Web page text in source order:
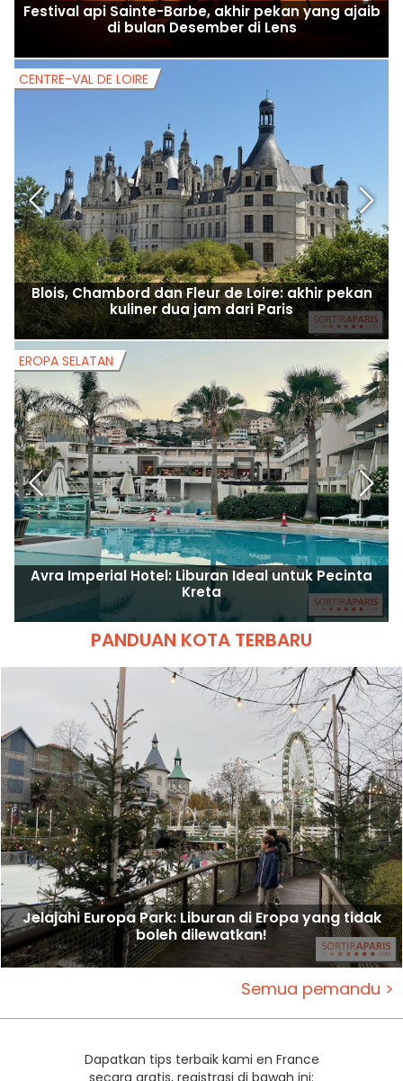
Festival api Sainte-Barbe, akhir pekan yang ajaib
di bulan Desember di Lens
Blois, Chambord dan Fleur de Loire: akhir pekan
kuliner dua jam dari Paris
CENTRE-VAL DE LOIRE
Avra Imperial Hotel: Liburan Ideal untuk Pecinta
Kreta
EROPA SELATAN
PANDUAN KOTA TERBARU
Jelajahi Europa Park: Liburan di Eropa yang tidak
boleh dilewatkan!
Semua pemandu >
Dapatkan tips terbaik kami en France